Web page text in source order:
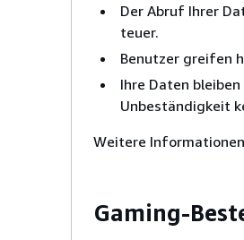
Der Abruf Ihrer
teuer.
Benutzer greifen
Ihre Daten
Unbeständigkeit
Weitere
Gaming-